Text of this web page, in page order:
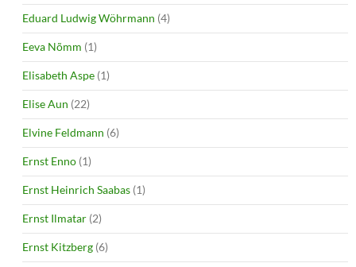
Eduard Ludwig Wöhrmann (4)
Eeva Nõmm (1)
Elisabeth Aspe (1)
Elise Aun (22)
Elvine Feldmann (6)
Ernst Enno (1)
Ernst Heinrich Saabas (1)
Ernst Ilmatar (2)
Ernst Kitzberg (6)